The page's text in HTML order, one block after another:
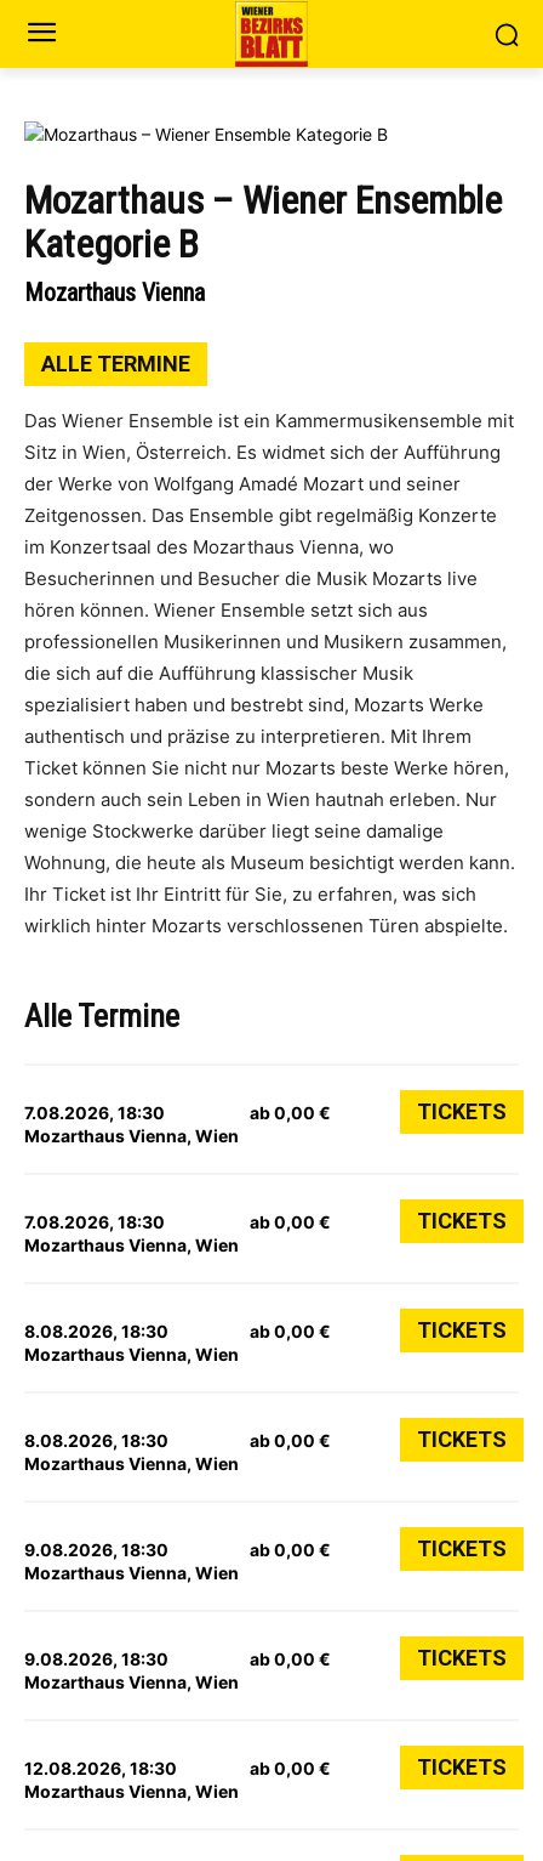
Mozarthaus – Wiener Ensemble
Kategorie B
Mozarthaus Vienna
ALLE TERMINE
Das Wiener Ensemble ist ein Kammermusikensemble mit
Sitz in Wien, Österreich. Es widmet sich der Aufführung
der Werke von Wolfgang Amadé Mozart und seiner
Zeitgenossen. Das Ensemble gibt regelmäßig Konzerte
im Konzertsaal des Mozarthaus Vienna, wo
Besucherinnen und Besucher die Musik Mozarts live
hören können. Wiener Ensemble setzt sich aus
professionellen Musikerinnen und Musikern zusammen,
die sich auf die Aufführung klassischer Musik
spezialisiert haben und bestrebt sind, Mozarts Werke
authentisch und präzise zu interpretieren. Mit Ihrem
Ticket können Sie nicht nur Mozarts beste Werke hören,
sondern auch sein Leben in Wien hautnah erleben. Nur
wenige Stockwerke darüber liegt seine damalige
Wohnung, die heute als Museum besichtigt werden kann.
Ihr Ticket ist Ihr Eintritt für Sie, zu erfahren, was sich
wirklich hinter Mozarts verschlossenen Türen abspielte.
Alle Termine
7.08.2026, 18:30
Mozarthaus Vienna, Wien
ab 0,00 € TICKETS
7.08.2026, 18:30
Mozarthaus Vienna, Wien
ab 0,00 € TICKETS
8.08.2026, 18:30
Mozarthaus Vienna, Wien
ab 0,00 € TICKETS
8.08.2026, 18:30
Mozarthaus Vienna, Wien
ab 0,00 € TICKETS
9.08.2026, 18:30
Mozarthaus Vienna, Wien
ab 0,00 € TICKETS
9.08.2026, 18:30
Mozarthaus Vienna, Wien
ab 0,00 € TICKETS
12.08.2026, 18:30
Mozarthaus Vienna, Wien
ab 0,00 € TICKETS